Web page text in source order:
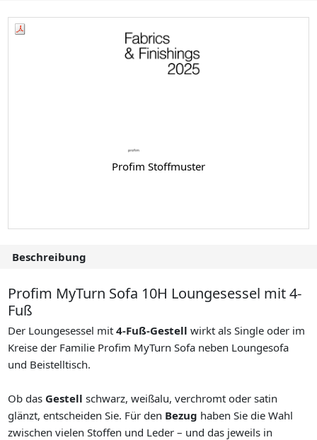
Profim Stoffmuster
Beschreibung
Profim MyTurn Sofa 10H Loungesessel mit 4-
Fuß
Der Loungesessel mit4-Fuß-Gestell wirkt als Single oder im
Kreise der Familie Profim MyTurn Sofa neben Loungesofa
und Beistelltisch.
Ob das Gestell schwarz, weißalu, verchromt oder satin
glänzt, entscheiden Sie. Für den Bezug haben Sie die Wahl
zwischen vielen Stoffen und Leder – und das jeweils in